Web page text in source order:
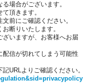
場合がございます。
頂きます。
前にご確認ください。
断りいたします。
いますが、お客様へお届
信が切れてしまう可能性
URLよりご確認ください。